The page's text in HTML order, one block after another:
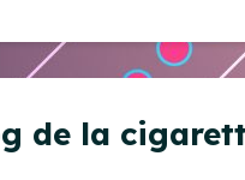
de la